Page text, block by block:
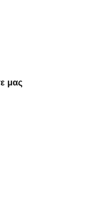
μας